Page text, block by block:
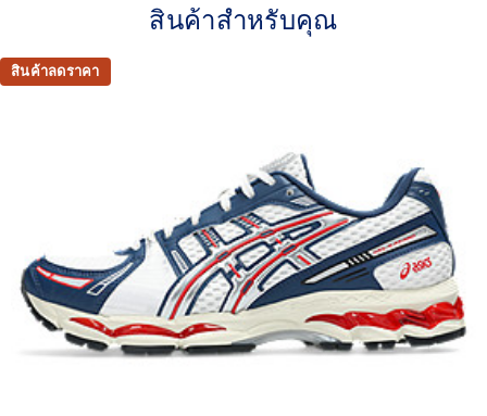
Inspired by the GEL-KAYANO™ 12 running shoe from
Breathable mesh underlays
Helps create a smooth feel underfoot
Rearfoot and forefoot GEL™ technology
Improves impact absorption
Dope dyed recycled sockliner mesh
สินค้าสำหรับคุณ
สินค้าลดราคา